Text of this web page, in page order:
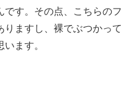
です。その点、こちらの
りますし、裸でぶつかっ
ます。